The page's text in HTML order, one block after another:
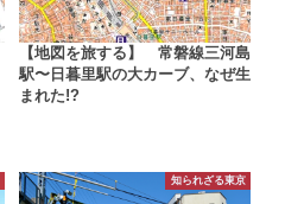
【地図を旅する】 常磐線三河島
駅〜日暮里駅の大カーブ、なぜ生
まれた!?
知られざる東京